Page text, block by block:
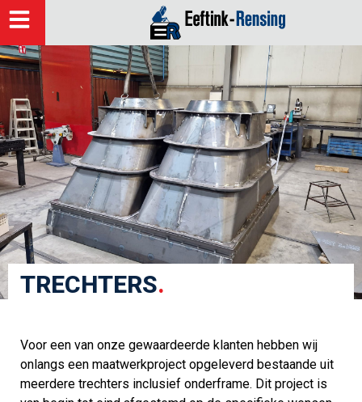
TRECHTERS.
Voor een van onze gewaardeerde klanten hebben wij
onlangs een maatwerkproject opgeleverd bestaande uit
meerdere trechters inclusief onderframe. Dit project is